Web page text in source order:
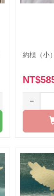
約櫃（小）